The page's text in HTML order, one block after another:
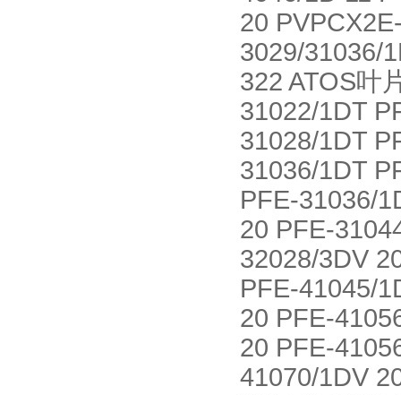
20
3029/31036/
322 ATOS叶
31022/1DT
31028/1DT
31036/1DT
PFE-31036/
20 PFE-
32028/3DV
PFE-41045/
20 PFE-
20 PFE-
41070/1DV